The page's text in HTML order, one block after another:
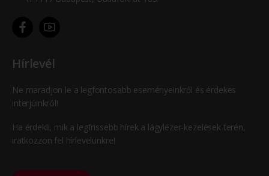
Hírlevél
Ne maradjon le a legfontosabb eseményeinkről és érdekes
interjúinkról!
Ha érdekli, mik a legfrissebb hírek a lágylézer-kezelések terén,
iratkozzon fel hírlevelünkre!